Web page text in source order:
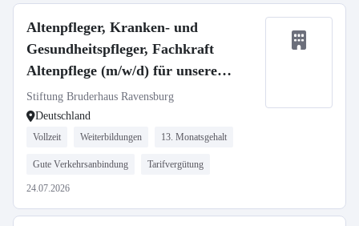
Altenpfleger, Kranken- und
Gesundheitspfleger, Fachkraft
Altenpflege (m/w/d) für unsere
Häuser in Ravensburg und
Oberhofen gesucht!
Stiftung Bruderhaus Ravensburg
Deutschland
Vollzeit Weiterbildungen 13. Monatsgehalt
Gute Verkehrsanbindung Tarifvergütung
24.07.2026